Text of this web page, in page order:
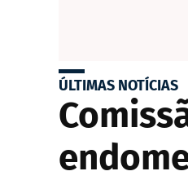
ÚLTIMAS NOTÍCIAS